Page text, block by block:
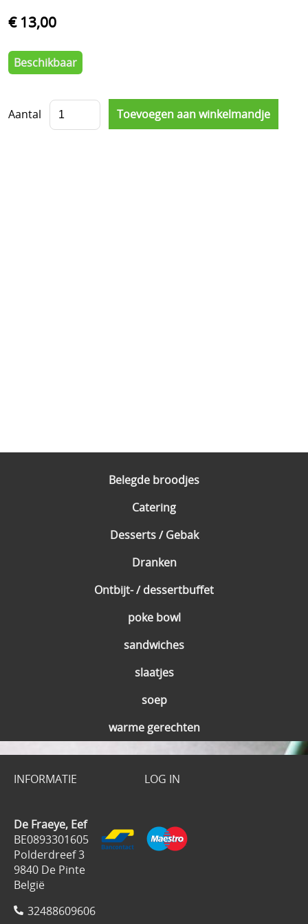
Belegde broodjes
Catering
Desserts / Gebak
Dranken
Ontbijt- / dessertbuffet
poke bowl
sandwiches
slaatjes
soep
warme gerechten
€ 13,00
Beschikbaar
Aantal
INFORMATIE LOG IN
De Fraeye, Eef
BE0893301605
Polderdreef 3
9840 De Pinte
België
32488609606